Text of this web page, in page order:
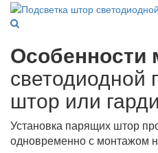
Особенности
светодиодной
штор или
Установка парящих штор
одновременно с монтажом